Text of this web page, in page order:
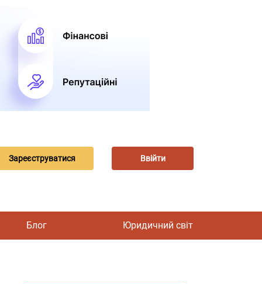
Зареєструватися Ввійти
Блог Юридичний світ